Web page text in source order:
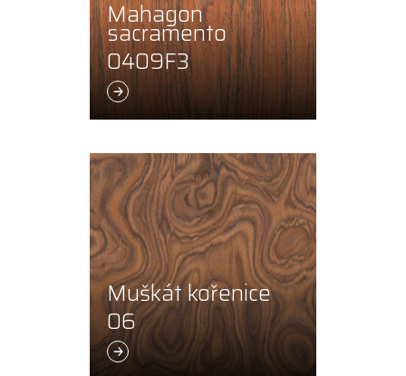
Mahagon
sacramento
0409F3
Muškát kořenice
06